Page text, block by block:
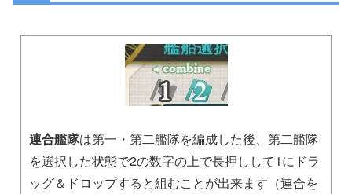
連合艦隊は第一・第二艦隊を編成した後、第二艦隊
を選択した状態で2の数字の上で長押しして1にドラ
ッグ＆ドロップすると組むことが出来ます（連合を